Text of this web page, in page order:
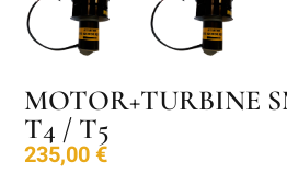
MOTOR+TURBINE
T4 / T5
235,00€